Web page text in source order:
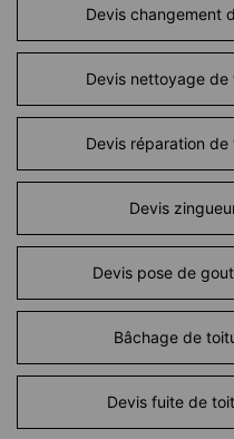
Devis changement
Devis nettoyage
Devis réparation
Devis
Devis pose de
Bâchage de
Devis fuite de